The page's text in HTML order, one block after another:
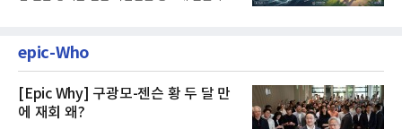
epic-Who
[Epic Why] 구광모-젠슨 황 두 달 만
에 재회 왜?